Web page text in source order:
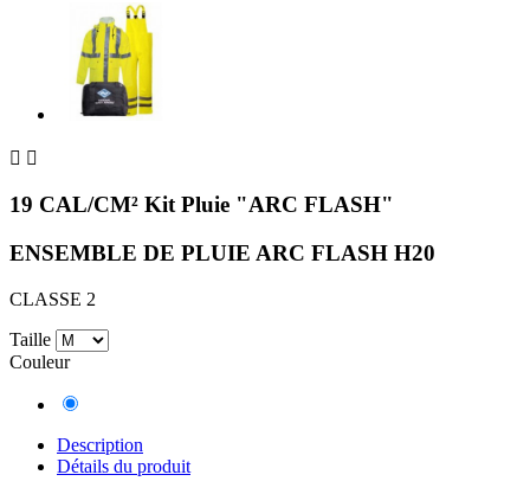
 
19 CAL/CM² Kit Pluie "ARC FLASH"
ENSEMBLE DE PLUIE ARC FLASH H20
CLASSE 2
Taille
Couleur
Description
Détails du produit